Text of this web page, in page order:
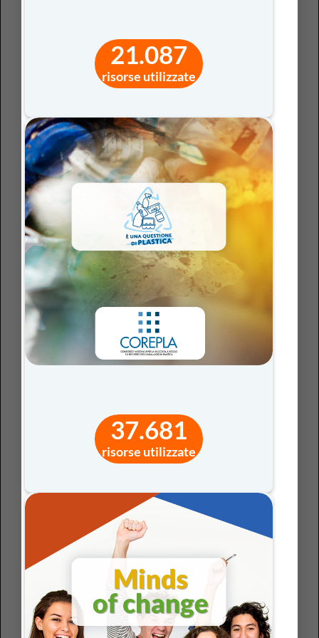
21.087
risorse utilizzate
37.681
risorse utilizzate
ufficialmente come Giornata internazionale per
l’eliminazione della violenza contro le donne. Ricordare
questa storia a scuola significa restituire senso e
sorelle Mirabal non rappresentano solo il coraggio
femminile, ma l’idea stessa dicittadinanza attiva
possibilità di opporsi all’ingiustizia, di scegliere la libertà,
di fare della dignità un atto politico.
Portare la loro vicenda in classe — attraversoletture,
film, testimonianze o laboratori di scrittura
studentesse e studenti a comprendere che la violenza di
genere non nasce solo dall’individuo, ma da un sistema
di potere che può e deve essere disimparato.
alla memoria
, oggi, significa insegnare a riconoscere i
meccanismi che trasformano la differenza in
disuguaglianza, e il silenzio in complicità.
violenza contro le donnenon ha un’unica forma né
un solo linguaggio. Spesso non inizia con un gesto fisico,
ma con una parola che sminuisce, una scelta imposta,
sfumature è il primo passo per prevenirla. Accanto alla
violenza fisica e sessuale
— quella più visibile e
denunciata — esistono forme più sottili ma altrettanto
devastanti:
• laviolenza psicologica, che controlla e isola attraverso
• laviolenza digitale
, che si manifesta in molestie, ricatti
e diffusione non consensuale di immagini;
• laviolenza economica, forse la più invisibile, che priva